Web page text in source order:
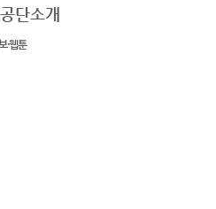
·웹툰
공단소개